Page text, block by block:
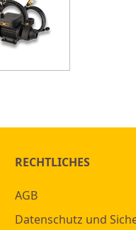
RECHTLICHES
AGB
Datenschutz und